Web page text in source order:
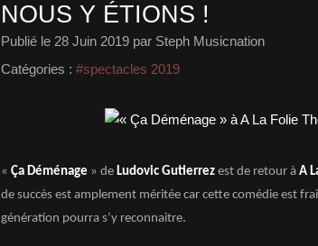
NOUS Y ÉTIONS !
Publié le 28 Juin 2019 par Steph Musicnation
Catégories : #spectacles 2019
« Ça Déménage » de Ludovic Gutierrez est de retour à A
de succès est amplement méritée car cette comédie est
génération pourra s’y reconnaitre.